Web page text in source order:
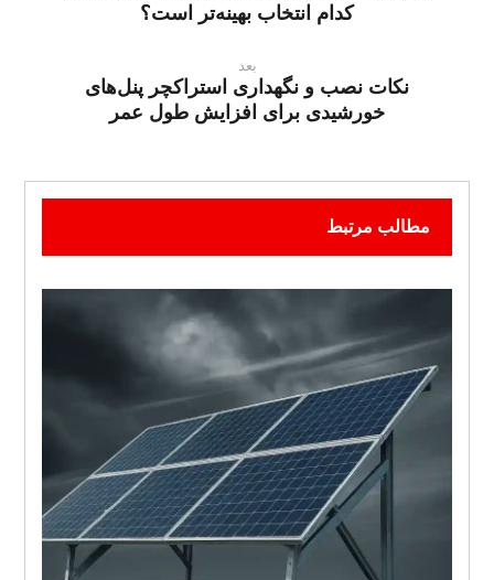
کدام انتخاب بهینه‌تر است؟
بعد
نکات نصب و نگهداری استراکچر پنل‌های
خورشیدی برای افزایش طول عمر
مطالب مرتبط